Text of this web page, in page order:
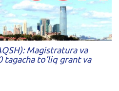
Magistratura va
to’liq grant va